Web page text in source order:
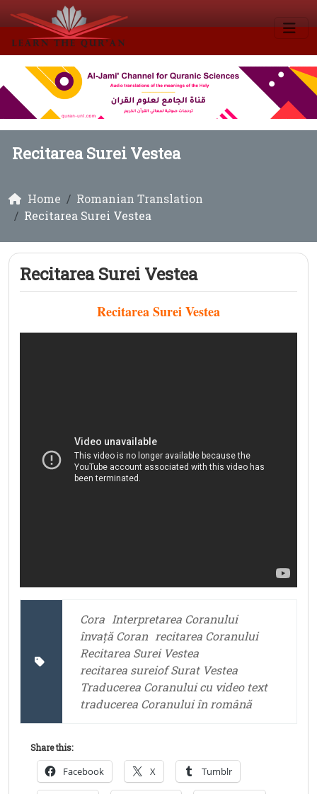
Recitarea Surei Vestea
Home
Romanian Translation
Recitarea Surei Vestea
Recitarea Surei Vestea
Recitarea Surei Vestea
Cora Interpretarea Coranului
învață Coran recitarea Coranului
Recitarea Surei Vestea
recitarea sureiof Surat Vestea
Traducerea Coranului cu video text
traducerea Coranului în română
Share this:
Facebook X Tumblr